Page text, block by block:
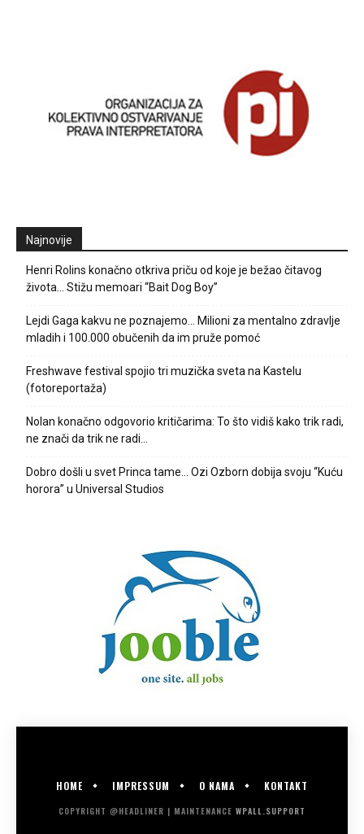
Najnovije
Henri Rolins konačno otkriva priču od koje je bežao čitavog
života… Stižu memoari “Bait Dog Boy”
Lejdi Gaga kakvu ne poznajemo… Milioni za mentalno zdravlje
mladih i 100.000 obučenih da im pruže pomoć
Freshwave festival spojio tri muzička sveta na Kastelu
(fotoreportaža)
Nolan konačno odgovorio kritičarima: To što vidiš kako trik radi,
ne znači da trik ne radi…
Dobro došli u svet Princa tame… Ozi Ozborn dobija svoju “Kuću
horora” u Universal Studios
HOME IMPRESSUM O NAMA KONTAKT
COPYRIGHT @HEADLINER | MAINTENANCE WPALL.SUPPORT